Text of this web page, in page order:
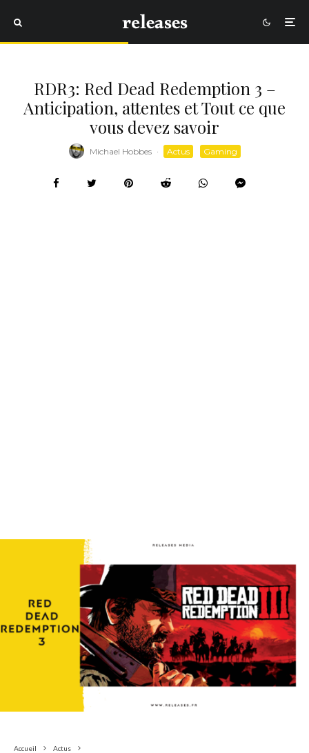
RDR3: Red Dead Redemption 3 –
Anticipation, attentes et Tout ce que
vous devez savoir
Michael Hobbes · Actus Gaming
Accueil
Actus